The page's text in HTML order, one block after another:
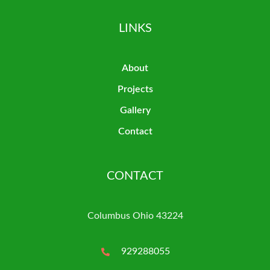
LINKS
About
Projects
Gallery
Contact
CONTACT
Columbus Ohio 43224
929288055